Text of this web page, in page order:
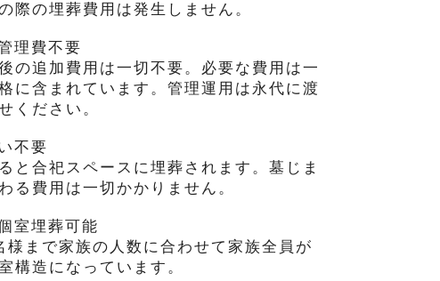
際の埋葬費用は発生しません。
理費不要
の追加費用は一切不要。必要な費用は一
に含まれています。管理運用は永代に渡
ください。
不要
と合祀スペースに埋葬されます。墓じま
る費用は一切かかりません。
室埋葬可能
様まで家族の人数に合わせて家族全員が
構造になっています。